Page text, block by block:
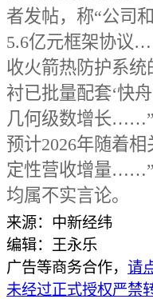
者发帖，称“公司
5.6亿元框架协议
收火箭热防护系
衬已批量配套‘快
几何级数增长
预计2026年随着
定性营收增量……”
均属不实言论。
来源：中新经纬
编辑：王永乐
广告等商务合作， 请
未经过正式授权严禁